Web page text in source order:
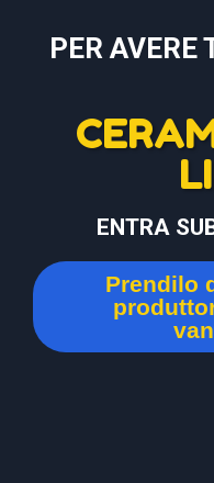
PER AVERE
ENTRA
Prendilo